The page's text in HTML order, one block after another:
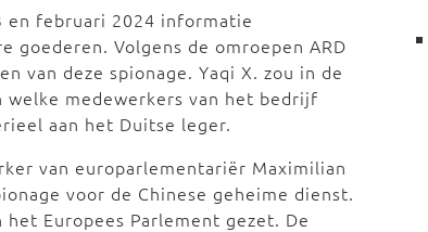
en februari 2024 informatie
Volgens de omroepen ARD
van deze spionage. Yaqi X. zou in de
medewerkers van het bedrijf
aan het Duitse leger.
van europarlementariër Maximilian
voor de Chinese geheime dienst.
Europees Parlement gezet. De